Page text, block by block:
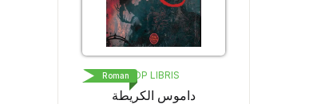
POP LIBRIS
داموس الكريطة
Roman